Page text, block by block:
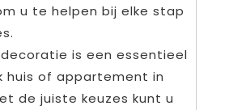
u te helpen bij elke stap
is een essentieel
huis of appartement in
de juiste keuzes kunt u